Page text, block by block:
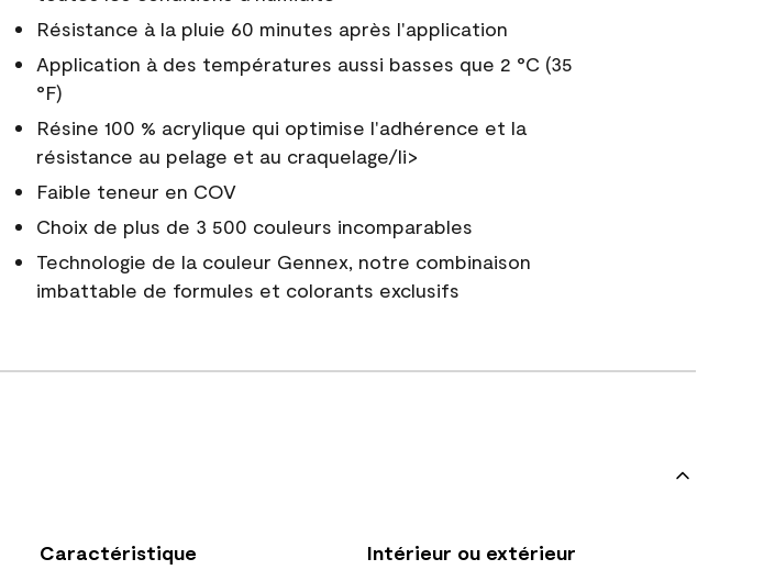
Résistance à la pluie 60 minutes après l'application
Application à des températures aussi basses que 2 °C (35
°F)
Résine 100 % acrylique qui optimise l'adhérence et la
résistance au pelage et au craquelage/li>
Faible teneur en COV
Choix de plus de 3 500 couleurs incomparables
Technologie de la couleur Gennex, notre combinaison
imbattable de formules et colorants exclusifs
Caractéristique
Intérieur ou extérieur